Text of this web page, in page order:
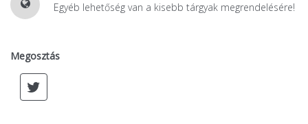
Egyéb lehetőség van a kisebb tárgyak megrendelésére!
Megosztás